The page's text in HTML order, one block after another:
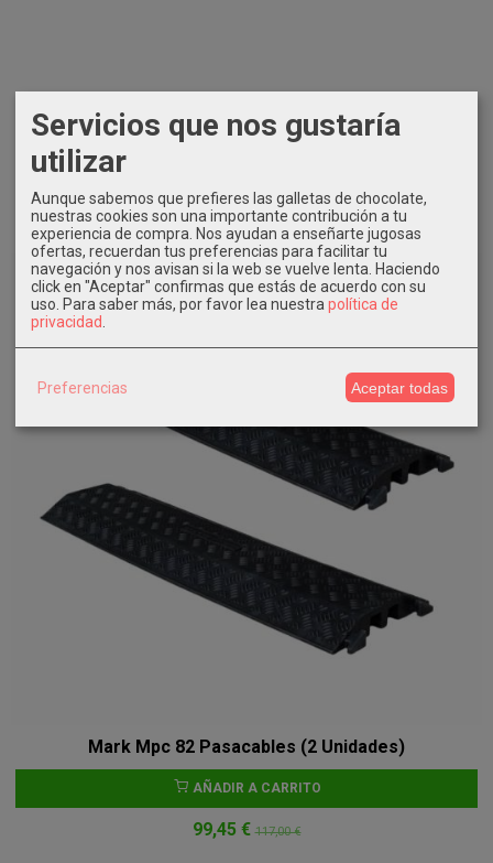
Mark Mpc 110 Pasacables 5 Vías
82,40 €103,00 €
Mark Mpc 82 Pasacables (2 Unidades)
AÑADIR A CARRITO
99,45 €117,00 €
Servicios que nos gustaría
utilizar
Aunque sabemos que prefieres las galletas de chocolate,
nuestras cookies son una importante contribución a tu
experiencia de compra. Nos ayudan a enseñarte jugosas
ofertas, recuerdan tus preferencias para facilitar tu
navegación y nos avisan si la web se vuelve lenta. Haciendo
click en "Aceptar" confirmas que estás de acuerdo con su
uso. Para saber más, por favor lea nuestra política de
privacidad
Preferencias Aceptar todas